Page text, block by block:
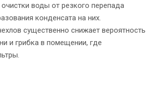
воды от резкого перепада
конденсата на них.
существенно снижает вероятность
и грибка в помещении, где